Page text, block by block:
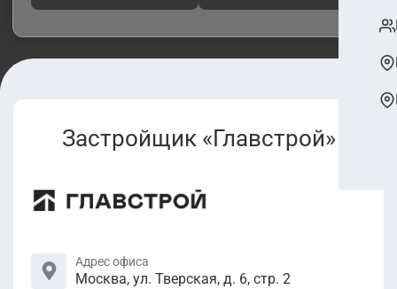
Застройщик «Главстрой»
Адрес офиса
Москва, ул. Тверская, д. 6, стр. 2